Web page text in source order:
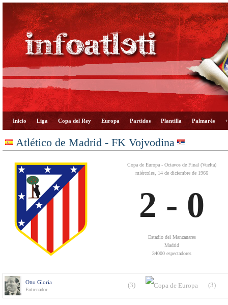
Inicio Liga Copa del Rey Europa Partidos Plantilla Palmarés
Atlético de Madrid - FK Vojvodina
Copa de Europa - Octavos de Final (Vuelta)
miércoles, 14 de diciembre de 1966
2 - 0
Estadio del Manzanares
Madrid
34000 espectadores
Otto Gloria
Entrenador
(3) (3)